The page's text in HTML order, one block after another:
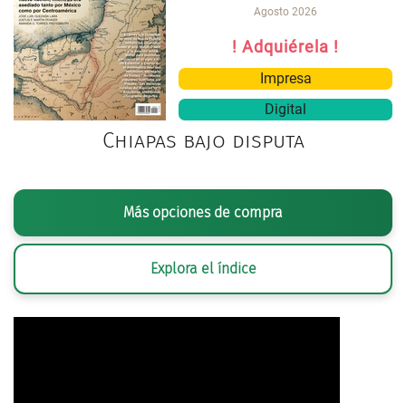
Agosto 2026
! Adquiérela !
Impresa
Digital
Chiapas bajo disputa
Más opciones de compra
Explora el índice